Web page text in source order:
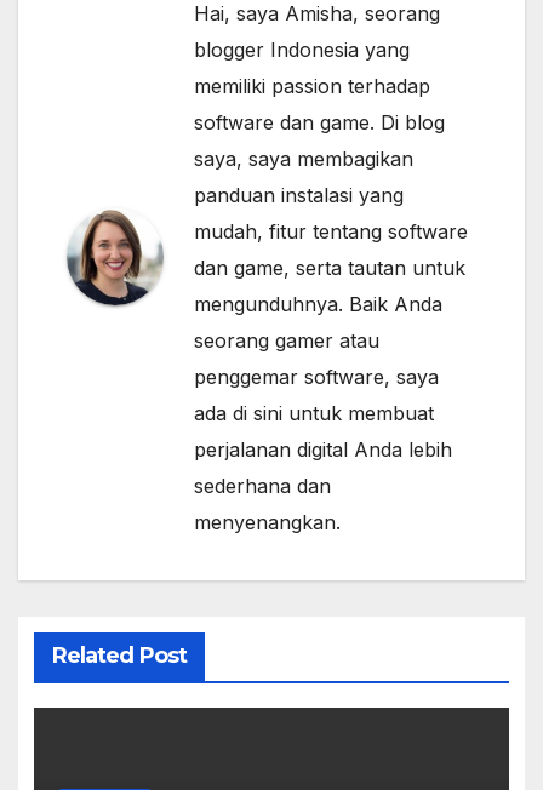
Hai, saya Amisha, seorang
blogger Indonesia yang
memiliki passion terhadap
software dan game. Di blog
saya, saya membagikan
panduan instalasi yang
mudah, fitur tentang software
dan game, serta tautan untuk
mengunduhnya. Baik Anda
seorang gamer atau
penggemar software, saya
ada di sini untuk membuat
perjalanan digital Anda lebih
sederhana dan
menyenangkan.
Related Post